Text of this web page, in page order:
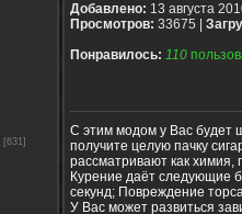
[631]
Добавлено: 13 августа
Просмотров: 33675 |
Понравилось: 110
С этим модом у Вас будет
получите целую пачку
рассматривают как
Курение даёт следующие
секунд; Повреждение
У Вас может развиться